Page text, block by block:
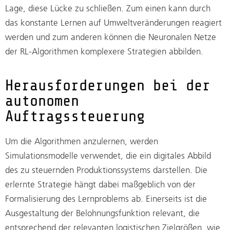
Lage, diese Lücke zu schließen. Zum einen kann durch
das konstante Lernen auf Umweltveränderungen reagiert
werden und zum anderen können die Neuronalen Netze
der RL-Algorithmen komplexere Strategien abbilden.
Herausforderungen bei der
autonomen
Auftragssteuerung
Um die Algorithmen anzulernen, werden
Simulationsmodelle verwendet, die ein digitales Abbild
des zu steuernden Produktionssystems darstellen. Die
erlernte Strategie hängt dabei maßgeblich von der
Formalisierung des Lernproblems ab. Einerseits ist die
Ausgestaltung der Belohnungsfunktion relevant, die
entsprechend der relevanten logistischen Zielgrößen, wie